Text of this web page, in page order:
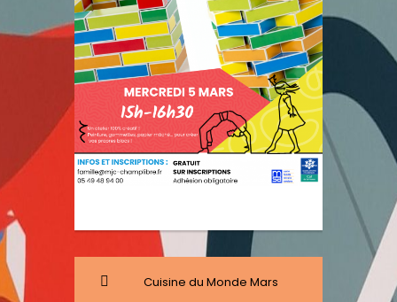
Cuisine du Monde Mars